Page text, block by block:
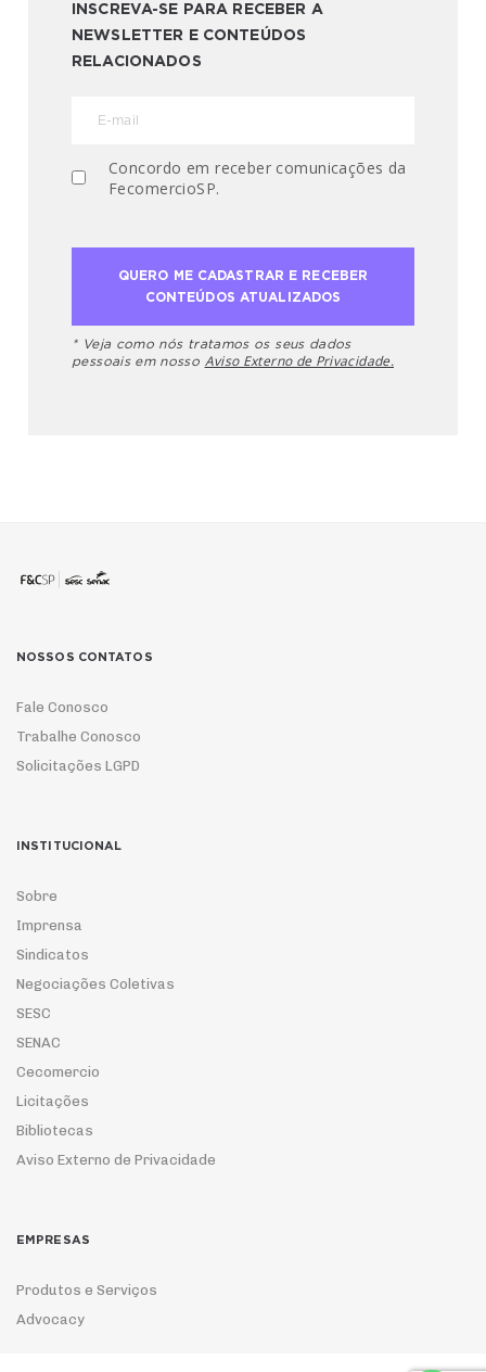
INSCREVA-SE PARA RECEBER A
NEWSLETTER E CONTEÚDOS
RELACIONADOS
Concordo em receber comunicações da
FecomercioSP.
* Veja como nós tratamos os seus dados
pessoais em nosso Aviso Externo de Privacidade.
NOSSOS CONTATOS
Fale Conosco
Trabalhe Conosco
Solicitações LGPD
INSTITUCIONAL
Sobre
Imprensa
Sindicatos
Negociações Coletivas
SESC
SENAC
Cecomercio
Licitações
Bibliotecas
Aviso Externo de Privacidade
EMPRESAS
Produtos e Serviços
Advocacy